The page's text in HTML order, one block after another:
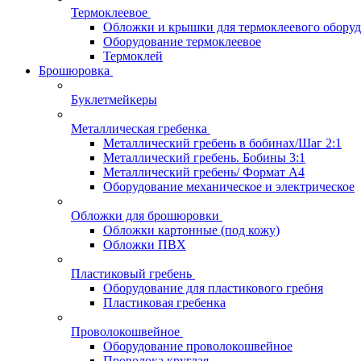
Термоклеевое
Обложки и крышки для термоклеевого
Оборудование термоклеевое
Термоклей
Брошюровка
Буклетмейкеры
Металлическая гребенка
Металлический гребень в бобинах/Шаг 2:1
Металлический гребень. Бобины 3:1
Металлический гребень/ Формат А4
Оборудование механическое и электрическое
Обложки для брошюровки
Обложки картонные (под кожу)
Обложки ПВХ
Пластиковый гребень
Оборудование для пластикового гребня
Пластиковая гребенка
Проволокошвейное
Оборудование проволокошвейное